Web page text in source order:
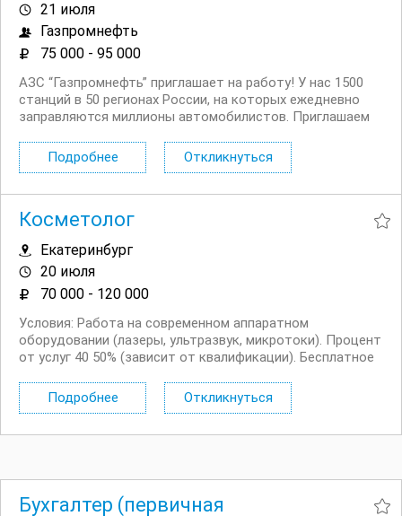
21 июля
Газпромнефть
75 000 - 95 000
АЗС “Газпромнефть” приглашает на работу! У нас 1500
станций в 50 регионах России, на которых ежедневно
заправляются миллионы автомобилистов. Приглашаем
удовольствием и получайте бонусы для себя и семьи.
Мы предлагаем: стабильность; ...
Подробнее Откликнуться
Косметолог
Екатеринбург
20 июля
70 000 - 120 000
Условия: Работа на современном аппаратном
оборудовании (лазеры, ультразвук, микротоки). Процент
от услуг 40 50% (зависит от квалификации). Бесплатное
центре города с высоким трафиком клиентов.
Официальное...
Подробнее Откликнуться
Бухгалтер (первичная